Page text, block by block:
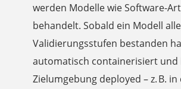
werden Modelle wie Software-
behandelt. Sobald ein Modell alle
Validierungsstufen bestanden
automatisch containerisiert und
Zielumgebung deployed – z. B. in